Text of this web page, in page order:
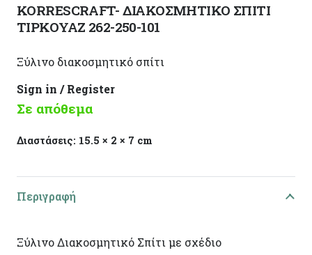
KORRESCRAFT- ΔΙΑΚΟΣΜΗΤΙΚΟ ΣΠΙΤΙ
ΤΙΡΚΟΥΑΖ 262-250-101
Ξύλινο διακοσμητικό σπίτι
Sign in / Register
Σε απόθεμα
Διαστάσεις: 15.5 × 2 × 7 cm
Περιγραφή
Ξύλινο Διακοσμητικό Σπίτι με σχέδιο